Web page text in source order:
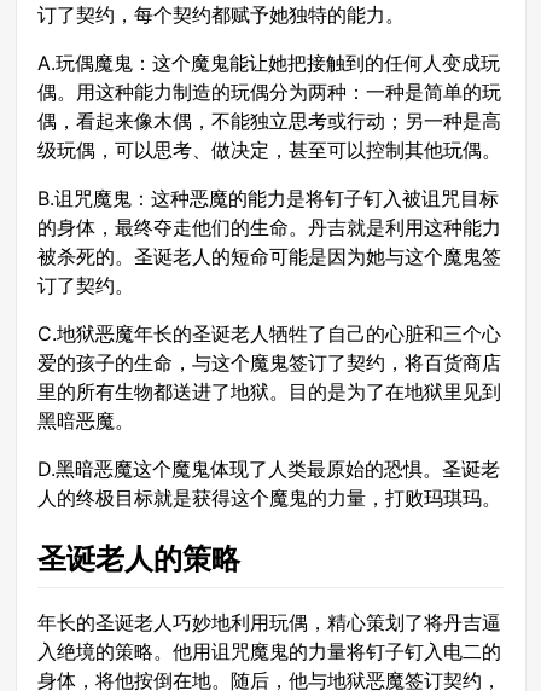
订了契约，每个契约都赋予她独特的能力。
A.玩偶魔鬼：这个魔鬼能让她把接触到的任何人变成玩
偶。用这种能力制造的玩偶分为两种：一种是简单的玩
偶，看起来像木偶，不能独立思考或行动；另一种是高
级玩偶，可以思考、做决定，甚至可以控制其他玩偶。
B.诅咒魔鬼：这种恶魔的能力是将钉子钉入被诅咒目标
的身体，最终夺走他们的生命。丹吉就是利用这种能力
被杀死的。圣诞老人的短命可能是因为她与这个魔鬼签
订了契约。
C.地狱恶魔年长的圣诞老人牺牲了自己的心脏和三个心
爱的孩子的生命，与这个魔鬼签订了契约，将百货商店
里的所有生物都送进了地狱。目的是为了在地狱里见到
黑暗恶魔。
D.黑暗恶魔这个魔鬼体现了人类最原始的恐惧。圣诞老
人的终极目标就是获得这个魔鬼的力量，打败玛琪玛。
圣诞老人的策略
年长的圣诞老人巧妙地利用玩偶，精心策划了将丹吉逼
入绝境的策略。他用诅咒魔鬼的力量将钉子钉入电二的
身体，将他按倒在地。随后，他与地狱恶魔签订契约，